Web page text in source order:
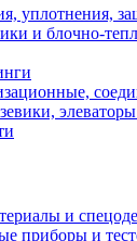
уплотнения,
и блочно-
и
приборы и